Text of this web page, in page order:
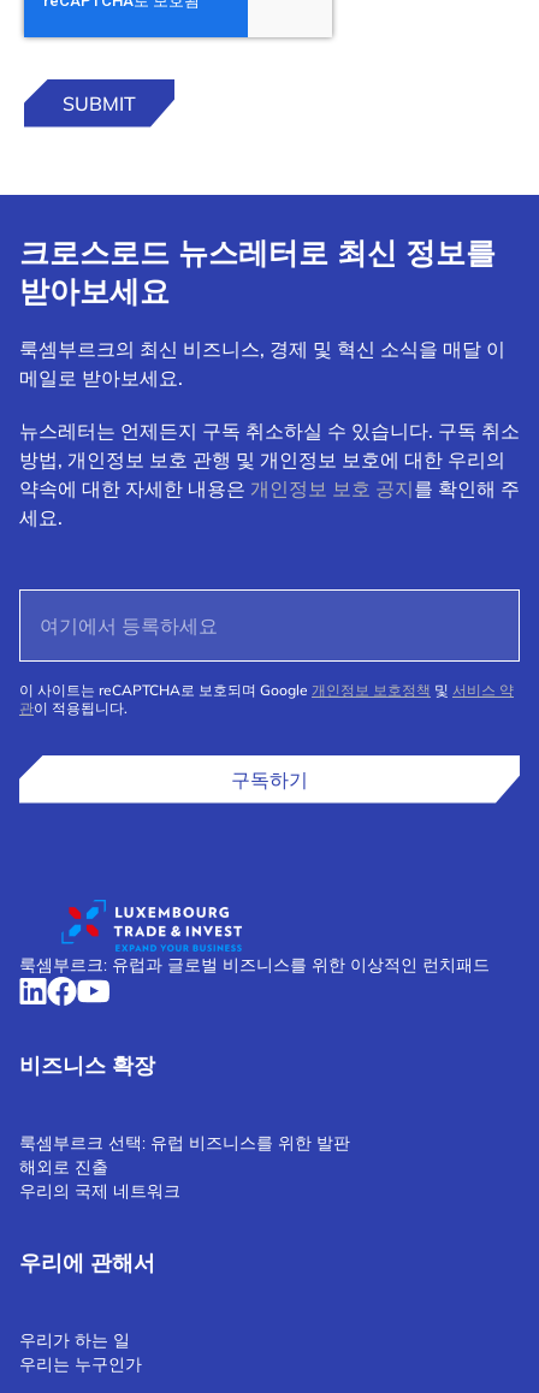
크로스로드 뉴스레터로 최신 정보를
받아보세요
룩셈부르크의 최신 비즈니스, 경제 및 혁신 소식을 매달 이
메일로 받아보세요.
뉴스레터는 언제든지 구독 취소하실 수 있습니다. 구독 취소
방법, 개인정보 보호 관행 및 개인정보 보호에 대한 우리의
약속에 대한 자세한 내용은 개인정보 보호 공지를 확인해 주
세요.
이 사이트는 reCAPTCHA로 보호되며 Google 개인정보 보호정책 및 서비스 약
관이 적용됩니다.
구독하기
룩셈부르크: 유럽과 글로벌 비즈니스를 위한 이상적인 런치패드
비즈니스 확장
룩셈부르크 선택: 유럽 비즈니스를 위한 발판
해외로 진출
우리의 국제 네트워크
우리에 관해서
우리가 하는 일
우리는 누구인가